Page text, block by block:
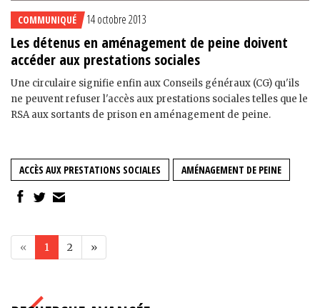
COMMUNIQUÉ 14 octobre 2013
Les détenus en aménagement de peine doivent
accéder aux prestations sociales
Une circulaire signifie enfin aux Conseils généraux (CG) qu'ils
ne peuvent refuser l'accès aux prestations sociales telles que le
RSA aux sortants de prison en aménagement de peine.
ACCÈS AUX PRESTATIONS SOCIALES AMÉNAGEMENT DE PEINE
« 1 2 »